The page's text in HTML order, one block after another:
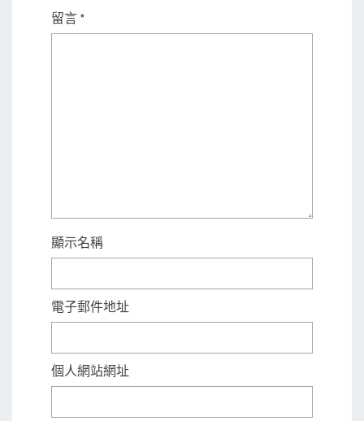
留言 *
顯示名稱
電子郵件地址
個人網站網址